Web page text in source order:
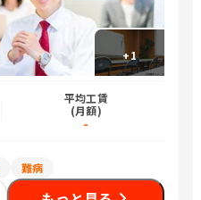
+1
平均工賃
(月額)
-
難病